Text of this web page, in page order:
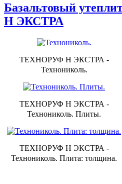
Базальтовый
Н ЭКСТРА
ТЕХНОРУФ Н ЭКСТРА -
Технониколь.
ТЕХНОРУФ Н ЭКСТРА -
Технониколь. Плиты.
ТЕХНОРУФ Н ЭКСТРА -
Технониколь. Плита: толщина.